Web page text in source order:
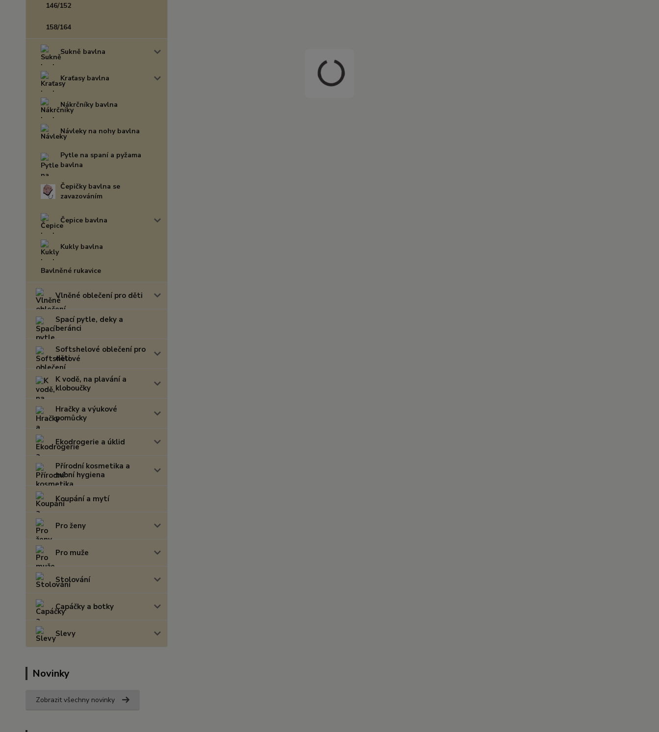
146/152
158/164
Sukně bavlna
Kraťasy bavlna
Nákrčníky bavlna
Návleky na nohy bavlna
Pytle na spaní a pyžama
bavlna
Čepičky bavlna se
zavazováním
Čepice bavlna
Kukly bavlna
Bavlněné rukavice
Vlněné oblečení pro děti
Spací pytle, deky a
beránci
Softshelové oblečení pro
děti
K vodě, na plavání a
kloboučky
Hračky a výukové
pomůcky
Ekodrogerie a úklid
Přírodní kosmetika a
zubní hygiena
Koupání a mytí
Pro ženy
Pro muže
Stolování
Capáčky a botky
Slevy
Novinky
Zobrazit všechny novinky